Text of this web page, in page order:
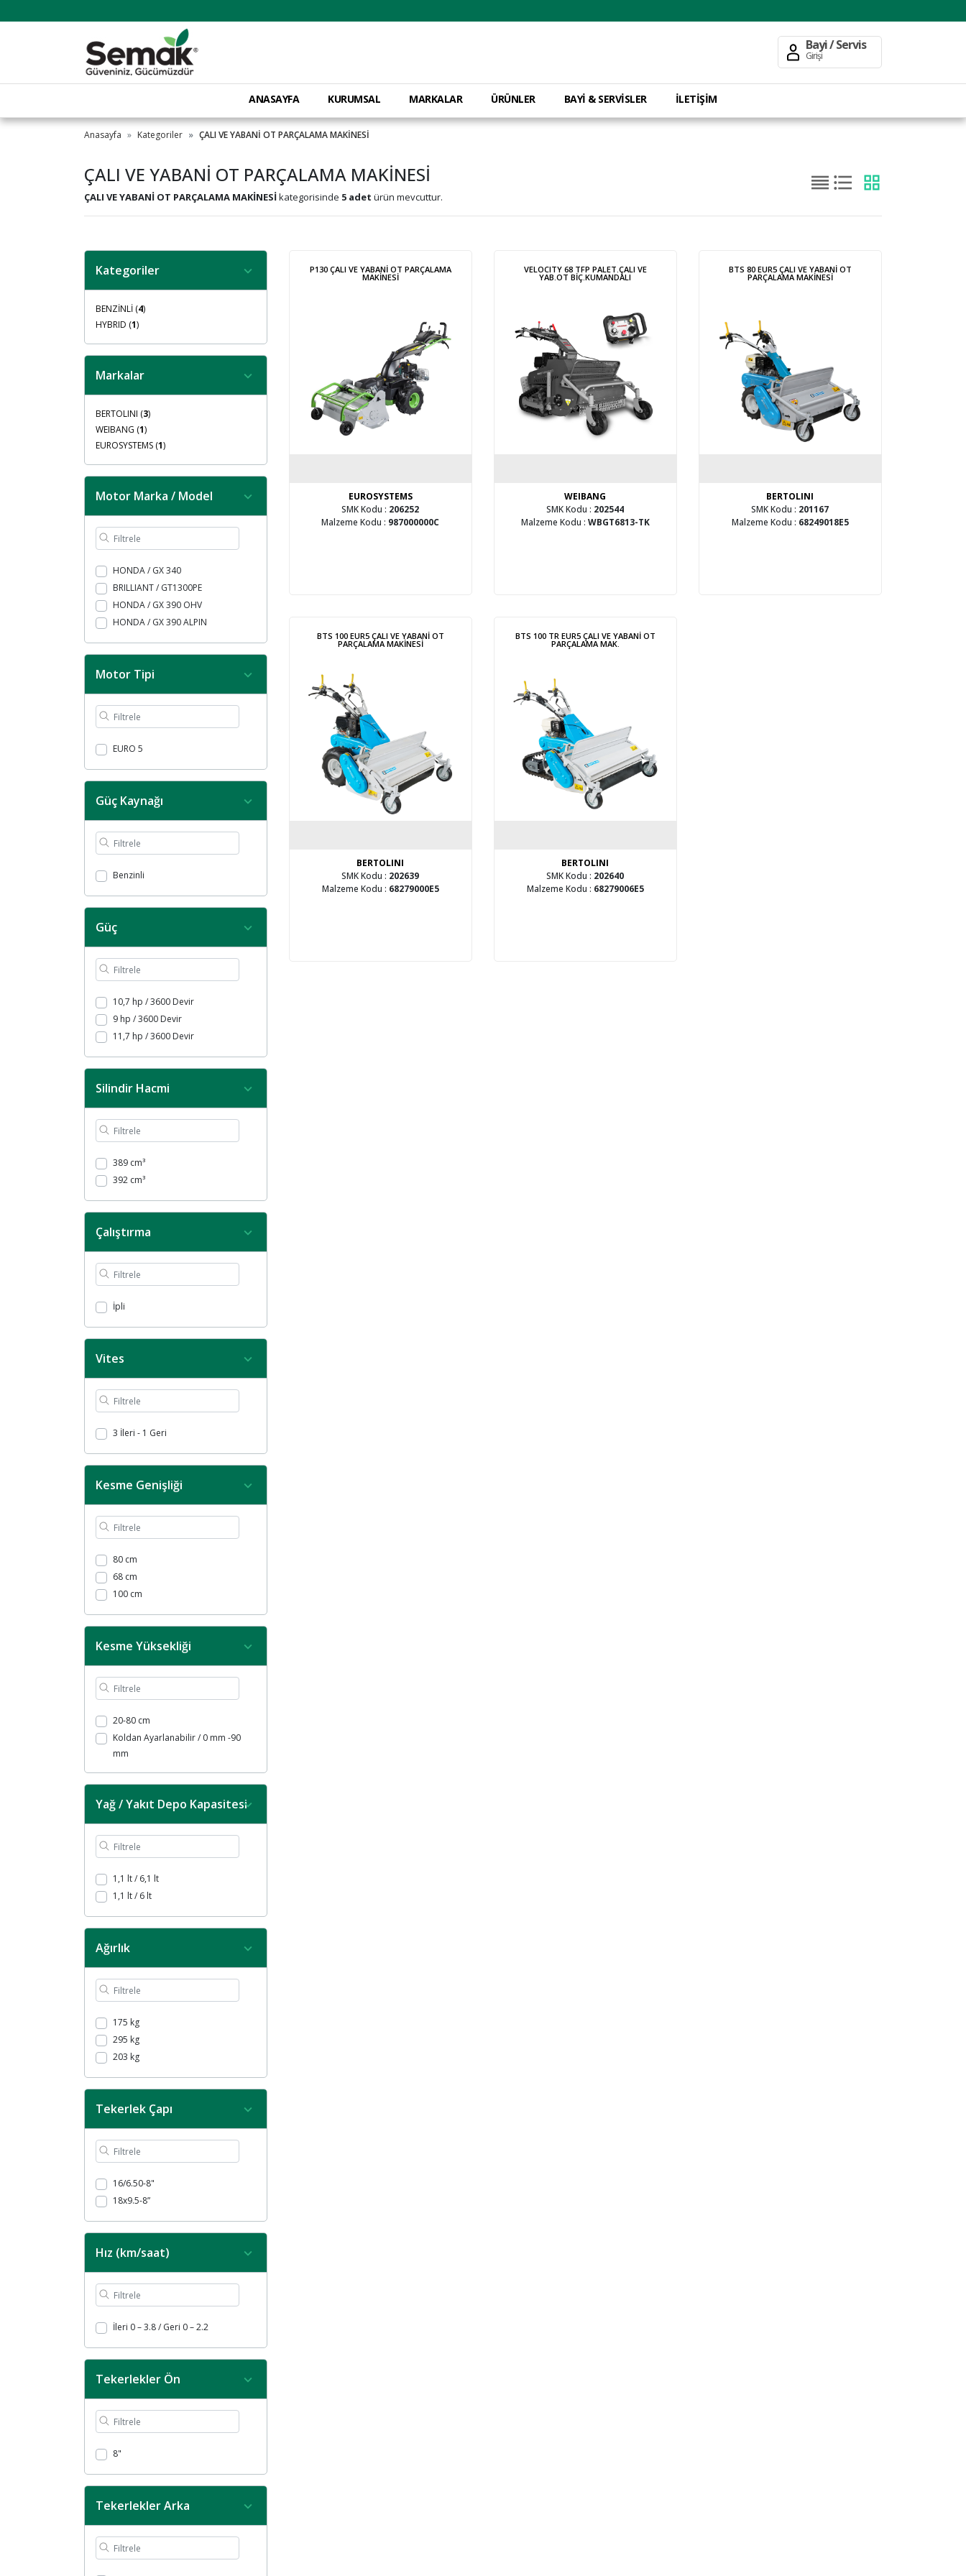
Bayi / Servis
Girişi
ANASAYFA KURUMSAL MARKALAR ÜRÜNLER BAYİ & SERVİSLER İLETİŞİM
Anasayfa Kategoriler ÇALI VE YABANİ OT PARÇALAMA MAKİNESİ
ÇALI VE YABANİ OT PARÇALAMA MAKİNESİ
ÇALI VE YABANİ OT PARÇALAMA MAKİNESİ kategorisinde 5 adet ürün mevcuttur.
Kategoriler
BENZİNLİ (4)
HYBRID (1)
Markalar
BERTOLINI (3)
WEIBANG (1)
EUROSYSTEMS (1)
Motor Marka / Model
HONDA / GX 340
BRILLIANT / GT1300PE
HONDA / GX 390 OHV
HONDA / GX 390 ALPIN
Motor Tipi
EURO 5
Güç Kaynağı
Benzinli
Güç
10,7 hp / 3600 Devir
9 hp / 3600 Devir
11,7 hp / 3600 Devir
Silindir Hacmi
389 cm³
392 cm³
Çalıştırma
İpli
Vites
3 İleri - 1 Geri
Kesme Genişliği
80 cm
68 cm
100 cm
Kesme Yüksekliği
20-80 cm
Koldan Ayarlanabilir / 0 mm -90
mm
Yağ / Yakıt Depo Kapasitesi
1,1 lt / 6,1 lt
1,1 lt / 6 lt
Ağırlık
175 kg
295 kg
203 kg
Tekerlek Çapı
16/6.50-8"
18x9.5-8”
Hız (km/saat)
İleri 0 – 3.8 / Geri 0 – 2.2
Tekerlekler Ön
8"
Tekerlekler Arka
P130 ÇALI VE YABANİ OT PARÇALAMA
MAKİNESİ
EUROSYSTEMS
SMK Kodu : 206252
Malzeme Kodu : 987000000C
VELOCITY 68 TFP PALET.ÇALI VE
YAB.OT BİÇ.KUMANDALI
WEIBANG
SMK Kodu : 202544
Malzeme Kodu : WBGT6813-TK
BTS 80 EUR5 ÇALI VE YABANİ OT
PARÇALAMA MAKİNESİ
BERTOLINI
SMK Kodu : 201167
Malzeme Kodu : 68249018E5
BTS 100 EUR5 ÇALI VE YABANİ OT
PARÇALAMA MAKİNESİ
BERTOLINI
SMK Kodu : 202639
Malzeme Kodu : 68279000E5
BTS 100 TR EUR5 ÇALI VE YABANİ OT
PARÇALAMA MAK.
BERTOLINI
SMK Kodu : 202640
Malzeme Kodu : 68279006E5